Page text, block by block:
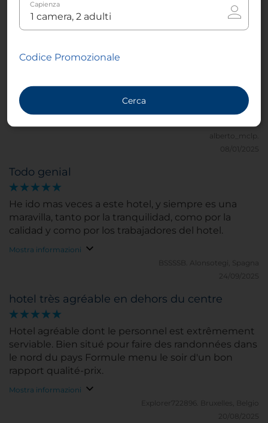
Todo genial
He ido mas veces a este hotel, y siempre es una
maravilla, tanto por la tranquilidad, como por la
calidad y como por los trabajadores del hotel.
Mostra informazioni
BSSSSB. Alonsotegi, Spagna
24/09/2025
hotel très agréable en dehors du centre
Hotel agréable dont le personnel est extrêmement
serviable. Bien situé pour faire des randonnées dans
le nord du pays Formule menu le soir d'un bon
rapport qualité-prix.
Mostra informazioni
Explorer722896.
Bruxelles, Belgio
20/08/2025
Altafulla, Spagna
Personal del hotel y servicios excelentes en una
ubicación muy tranquila
Mostra informazioni
alberto_mclp.
08/01/2025
Capienza
Codice Promozionale
Cerca